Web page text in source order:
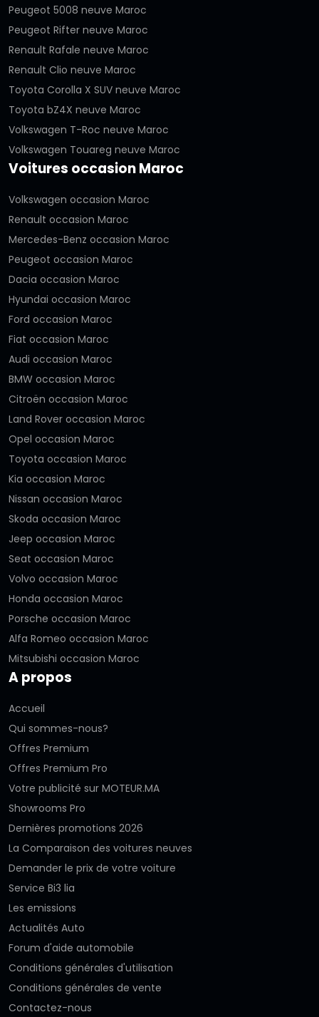
Peugeot 5008 neuve Maroc
Peugeot Rifter neuve Maroc
Renault Rafale neuve Maroc
Renault Clio neuve Maroc
Toyota Corolla X SUV neuve Maroc
Toyota bZ4X neuve Maroc
Volkswagen T-Roc neuve Maroc
Volkswagen Touareg neuve Maroc
Voitures occasion Maroc
Volkswagen occasion Maroc
Renault occasion Maroc
Mercedes-Benz occasion Maroc
Peugeot occasion Maroc
Dacia occasion Maroc
Hyundai occasion Maroc
Ford occasion Maroc
Fiat occasion Maroc
Audi occasion Maroc
BMW occasion Maroc
Citroën occasion Maroc
Land Rover occasion Maroc
Opel occasion Maroc
Toyota occasion Maroc
Kia occasion Maroc
Nissan occasion Maroc
Skoda occasion Maroc
Jeep occasion Maroc
Seat occasion Maroc
Volvo occasion Maroc
Honda occasion Maroc
Porsche occasion Maroc
Alfa Romeo occasion Maroc
Mitsubishi occasion Maroc
A propos
Accueil
Qui sommes-nous?
Offres Premium
Offres Premium Pro
Votre publicité sur MOTEUR.MA
Showrooms Pro
Dernières promotions 2026
La Comparaison des voitures neuves
Demander le prix de votre voiture
Service Bi3 lia
Les emissions
Actualités Auto
Forum d'aide automobile
Conditions générales d'utilisation
Conditions générales de vente
Contactez-nous